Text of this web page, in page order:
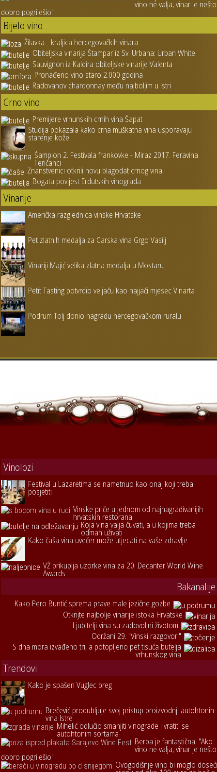
vino ne valja, vinar je nešto
dobro pogriješio"
Bijelo vino
Žilavka - kraljica hercegovačkih vinara
Obiteljska vinarija Štampar iz Sv. Urbana: Urban White
Sauvignon iz Kaldira obiteljske vinarije Valenta
Pronađeno vino staro 2.000 godina
Radovanov chardonnay među najboljim u Istri
Crno vino
Premijere vrhunskih crnih vina Šapat
Studija pokazala kako crna muškatna vina usporavaju
starenje kože
Šampion 2. Festivala frankovke - Miraz 2017. Feravina
Feričanci
Znanstvenici otkrili novu blagodat crnog vina
Bogata povijest Erdutskih vinograda
Vinarije
Američka razglednica vinske Hrvatske
Pet zlatnih medalja za Carska vina Grgo Vasilj
Vinariji Majić velika zlatna medalja u Mostaru
Petit Tasting potvrdio veljaču kao najjači mjesec Vinarta
Podrum Tolj donio nagradu hercegovačkom ruralu
Vinolozi
Festival u Lazaretima se nametnuo kao onaj koji treba
posjetiti
Vinske priče u jednom od najnagrađivanijih
hrvatskih restorana
Koja vina valja čuvati, a u kojima treba
odmah uživati
Kako čaša vina uvečer može utjecati na vaše zdravlje
VŽ prikuplja uzorke vina za 20. Decanter World Wine
Awards
Bakanalije
Kako Pero Buntić sprema prave male jezične gozbe
Otkrijte najbolje vinarije istoka Hrvatske
Ljubitelji vina su zadovoljni životom
Održani 29. "Vinski razgovori"
S dna mora izvađeno tri, a potopljeno pet tisuća butelja
vrhunskog vina
Trendovi
Kako je spašen Vuglec breg
Brečević produbljuje svoj pristup proizvodnji autohtonih
vina Istre
Mihelić odlučio smanjiti vinograde i vratiti se
autohtonim sortama
Berba je fantastična: "Ako
vino ne valja, vinar je nešto
dobro pogriješio"
Ovogodišnje vino bi moglo